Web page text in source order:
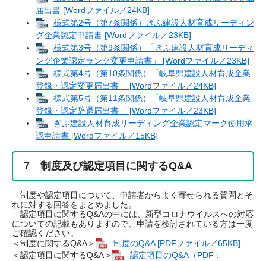
届出書 [Wordファイル／24KB]
様式第2号（第7条関係）ぎふ建設人材育成リーディン
グ企業認定申請書 [Wordファイル／23KB]
様式第3号（第9条関係）「ぎふ建設人材育成リーディ
ング企業認定ランク変更申請書」 [Wordファイル／23KB]
様式第4号（第10条関係）「岐阜県建設人材育成企業
登録・認定変更届出書」 [Wordファイル／24KB]
様式第5号（第11条関係）「岐阜県建設人材育成企業
登録・認定辞退届出書」 [Wordファイル／23KB]
ぎふ建設人材育成リーディング企業認定マーク使用承
認申請書 [Wordファイル／15KB]
7 制度及び認定項目に関するQ&A
制度や認定項目について、申請者からよく寄せられる質問とそ
れに対する回答をまとめました。
認定項目に関するQ&Aの中には、新型コロナウイルスへの対応
についての記載もありますので、申請を検討されている方は一度
ご確認ください。
＜制度に関するQ&A＞
制度のQ&A [PDFファイル／65KB]
＜認定項目に関するQ&A＞
認定項目のQ&A（PDF：